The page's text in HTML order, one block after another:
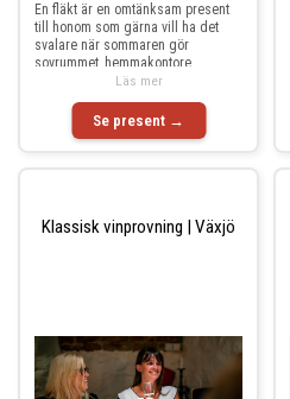
En fläkt är en omtänksam present
till honom som gärna vill ha det
svalare när sommaren gör
sovrummet, hemmakontore
Se present →
Läs mer
Klassisk vinprovning | Växjö